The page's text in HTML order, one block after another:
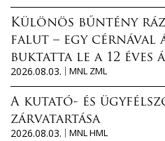
Különös bűntény
falut – egy
buktatta le a 12 éves
2026.08.03.
MNL ZML
A kutató- és
zárvatartása
2026.08.03.
MNL HML